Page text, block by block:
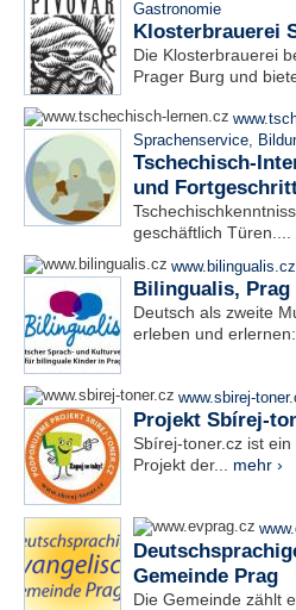
Gastronomie
Klosterbrauerei
Die Klosterbrauerei
Prager Burg und
Sprachenservice,
Tschechisch-
und
geschäftlich Türen....
www.bilingualis.cz
Bilingualis, Prag
Deutsch als zweite
erleben und erlernen:
www.sbirej-
Projekt Sbírej-
Sbírej-toner.cz ist
Projekt der... mehr ›
Gemeinde Prag
Die Gemeinde zählt